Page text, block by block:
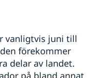
vanligtvis juni till
förekommer
delar av landet.
på bland annat